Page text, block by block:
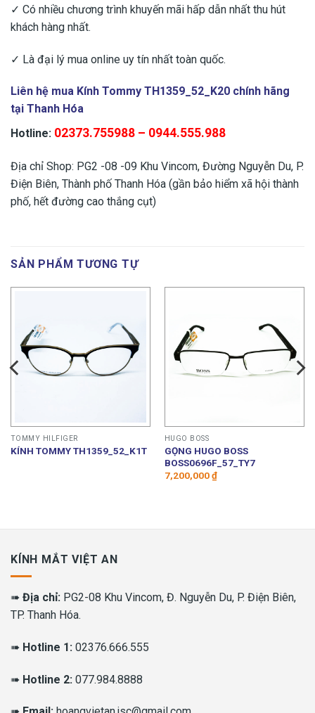
✓ Có nhiều chương trình khuyến mãi hấp dẫn nhất thu hút
khách hàng nhất.
✓ Là đại lý mua online uy tín nhất toàn quốc.
Liên hệ mua Kính Tommy TH1359_52_K20 chính hãng
tại Thanh Hóa
Hotline: 02373.755988 – 0944.555.988
Địa chỉ Shop: PG2 -08 -09 Khu Vincom, Đường Nguyễn Du, P.
Điện Biên, Thành phố Thanh Hóa (gần bảo hiểm xã hội thành
phố, hết đường cao thắng cụt)
SẢN PHẨM TƯƠNG TỰ
TOMMY HILFIGER
KÍNH TOMMY TH1359_52_K1T
HUGO BOSS
GỌNG HUGO BOSS
BOSS0696F_57_TY7
7,200,000₫
KÍNH MẮT VIỆT AN
➠ Địa chỉ: PG2-08 Khu Vincom, Đ. Nguyễn Du, P. Điện Biên,
TP. Thanh Hóa.
➠ Hotline 1: 02376.666.555
➠ Hotline 2: 077.984.8888